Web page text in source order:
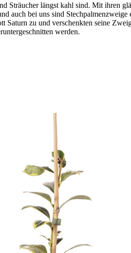
Sträucher längst kahl sind. Mit ihren
auch bei uns sind
zu und verschenkten seine
werden.